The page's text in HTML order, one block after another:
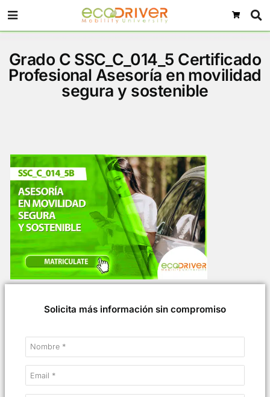
Grado C SSC_C_014_5
Profesional Asesoría en
segura y sostenible
Solicita más información sin compromiso